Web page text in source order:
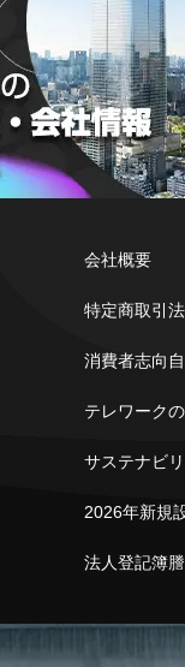
会社概要
特定商取引
消費者志向
テレワーク
サステナビ
2026年新規
法人登記簿